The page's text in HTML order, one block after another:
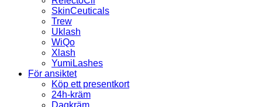
SkinCeuticals
Trew
Uklash
WiQo
Xlash
YumiLashes
För ansiktet
Köp ett presentkort
24h-kräm